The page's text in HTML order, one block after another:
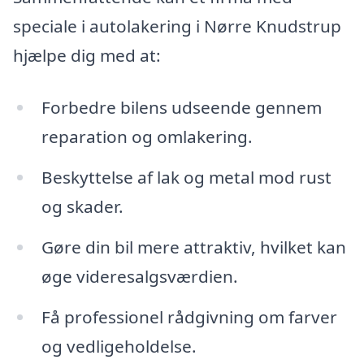
speciale i autolakering i Nørre Knudstrup
hjælpe dig med at:
Forbedre bilens udseende gennem
reparation og omlakering.
Beskyttelse af lak og metal mod rust
og skader.
Gøre din bil mere attraktiv, hvilket kan
øge videresalgsværdien.
Få professionel rådgivning om farver
og vedligeholdelse.